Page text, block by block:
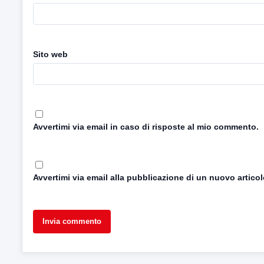
Sito web
Avvertimi via email in caso di risposte al mio commento.
Avvertimi via email alla pubblicazione di un nuovo